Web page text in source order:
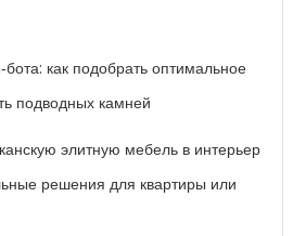
как подобрать оптимальное
подводных камней
элитную мебель в интерьер
решения для квартиры или